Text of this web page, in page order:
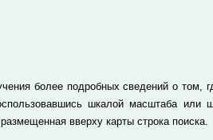
более подробных сведений о том,
шкалой масштаба
вверху карты строка поиска.